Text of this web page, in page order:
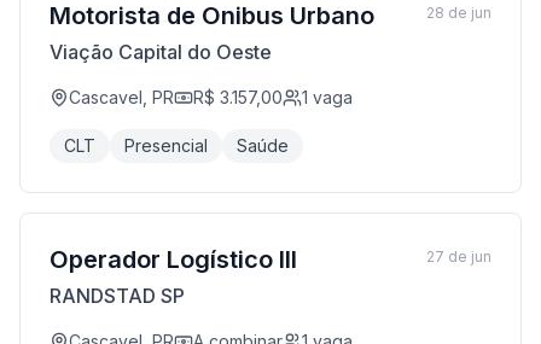
Motorista de Onibus Urbano
Viação Capital do Oeste
Cascavel, PR R$ 3.157,00 1 vaga
CLT Presencial Saúde
28 de jun
Operador Logístico III
RANDSTAD SP
27 de jun